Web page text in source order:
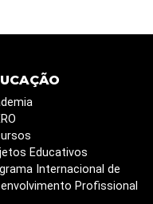
Educativos
Internacional de
Profissional